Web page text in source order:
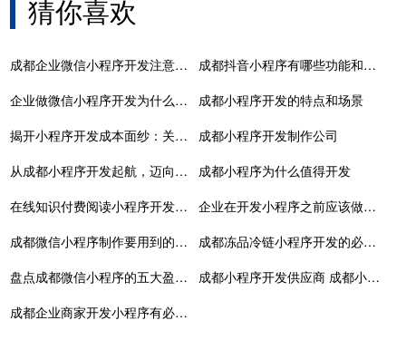
猜你喜欢
成都企业微信小程序开发注意事项
成都抖音小程序有哪些功能和特点
企业做微信小程序开发为什么要选择定制版？
成都小程序开发的特点和场景
揭开小程序开发成本面纱：关键因素与预算策略
成都小程序开发制作公司
从成都小程序开发起航，迈向企业数字化转型的新起点！
成都小程序为什么值得开发
在线知识付费阅读小程序开发平台解决方案-成都定制开发公司
企业在开发小程序之前应该做哪些准备？
成都微信小程序制作要用到的几个步骤？
成都冻品冷链小程序开发的必备功能有哪些？速来围观
盘点成都微信小程序的五大盈利模式
成都​小程序开发供应商 成都小程序开发外包公司
成都企业商家开发小程序有必要吗？有什么作用